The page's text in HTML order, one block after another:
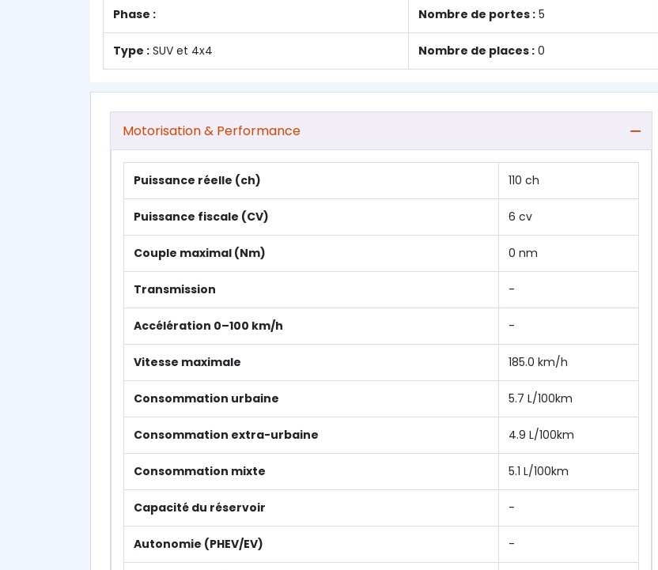
Phase : Nombre de portes : 5
Type : SUV et 4x4 Nombre de places : 0
Motorisation & Performance
Puissance réelle (ch) 110 ch
Puissance fiscale (CV) 6 cv
Couple maximal (Nm) 0 nm
Transmission -
Accélération 0–100 km/h -
Vitesse maximale 185.0 km/h
Consommation urbaine 5.7 L/100km
Consommation extra-urbaine 4.9 L/100km
Consommation mixte 5.1 L/100km
Capacité du réservoir -
Autonomie (PHEV/EV) -